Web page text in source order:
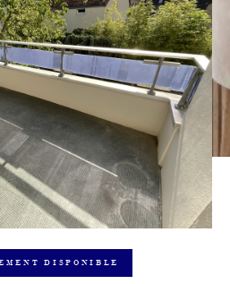
DISPONIBLE